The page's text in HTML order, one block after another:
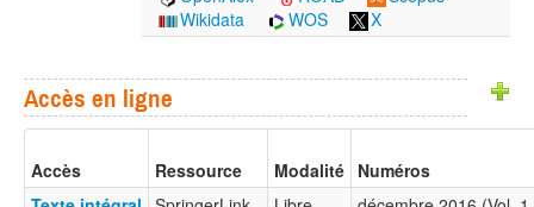
Wikidata
WOS X
Accès en ligne
Accès Ressource Modalité Numéros